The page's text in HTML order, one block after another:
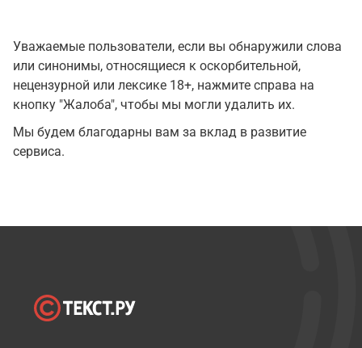
Уважаемые пользователи, если вы обнаружили слова
или синонимы, относящиеся к оскорбительной,
нецензурной или лексике 18+, нажмите справа на
кнопку "Жалоба", чтобы мы могли удалить их.
Мы будем благодарны вам за вклад в развитие
сервиса.